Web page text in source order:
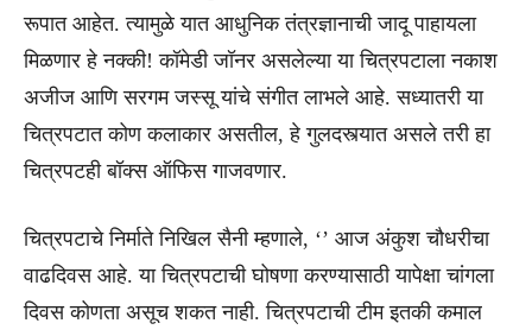
रूपात आहेत. त्यामुळे यात आधुनिक तंत्रज्ञानाची जादू पाहायला
मिळणार हे नक्की! कॉमेडी जॉनर असलेल्या या चित्रपटाला नकाश
अजीज आणि सरगम जस्सू यांचे संगीत लाभले आहे. सध्यातरी या
चित्रपटात कोण कलाकार असतील, हे गुलदस्त्यात असले तरी हा
चित्रपटही बॉक्स ऑफिस गाजवणार.
चित्रपटाचे निर्माते निखिल सैनी म्हणाले, ‘’ आज अंकुश चौधरीचा
वाढदिवस आहे. या चित्रपटाची घोषणा करण्यासाठी यापेक्षा चांगला
दिवस कोणता असूच शकत नाही. चित्रपटाची टीम इतकी कमाल